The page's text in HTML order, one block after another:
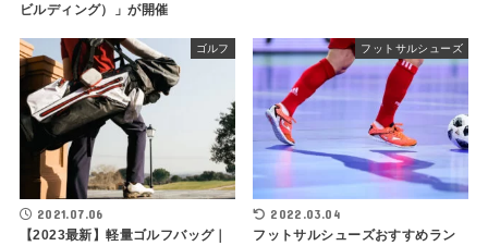
ビルディング）」が開催
ゴルフ
2021.07.06
【2023最新】軽量ゴルフバッグ｜
フットサルシューズ
2022.03.04
フットサルシューズおすすめラン